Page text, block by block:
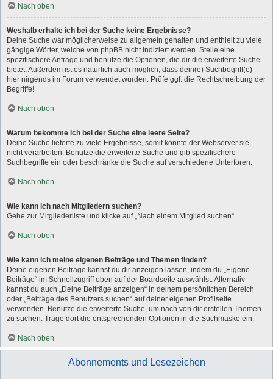
Nach oben
Weshalb erhalte ich bei der Suche keine Ergebnisse?
Deine Suche war möglicherweise zu allgemein gehalten und enthielt zu viele
gängige Wörter, welche von phpBB nicht indiziert werden. Stelle eine
spezifischere Anfrage und benutze die Optionen, die dir die erweiterte Suche
bietet. Außerdem ist es natürlich auch möglich, dass dein(e) Suchbegriff(e)
hier nirgends im Forum verwendet wurden. Prüfe ggf. die Rechtschreibung der
Begriffe!
Nach oben
Warum bekomme ich bei der Suche eine leere Seite?
Deine Suche lieferte zu viele Ergebnisse, somit konnte der Webserver sie
nicht verarbeiten. Benutze die erweiterte Suche und gib spezifischere
Suchbegriffe ein oder beschränke die Suche auf verschiedene Unterforen.
Nach oben
Wie kann ich nach Mitgliedern suchen?
Gehe zur Mitgliederliste und klicke auf „Nach einem Mitglied suchen“.
Nach oben
Wie kann ich meine eigenen Beiträge und Themen finden?
Deine eigenen Beiträge kannst du dir anzeigen lassen, indem du „Eigene
Beiträge“ im Schnellzugriff oben auf der Boardseite auswählst. Alternativ
kannst du auch „Deine Beiträge anzeigen“ in deinem persönlichen Bereich
oder „Beiträge des Benutzers suchen“ auf deiner eigenen Profilseite
verwenden. Benutze die erweiterte Suche, um nach von dir erstellen Themen
zu suchen. Trage dort die entsprechenden Optionen in die Suchmaske ein.
Nach oben
Abonnements und Lesezeichen